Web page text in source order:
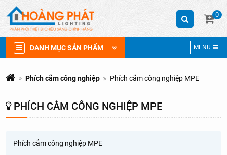
0
DANH MỤC SẢN PHẨM MENU
Phích cắm công nghiệp Phích cắm công nghiệp MPE
PHÍCH CẮM CÔNG NGHIỆP MPE
Phích cắm công nghiệp MPE